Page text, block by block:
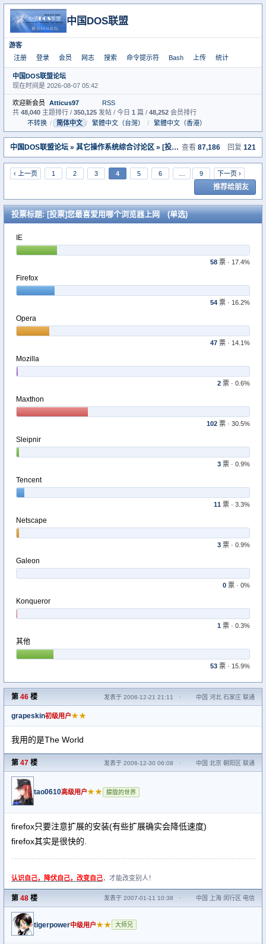
中国DOS联盟
游客
注册
登录 会员 网志 搜索 命令提示符 Bash 上传 统计
中国DOS联盟论坛
现在时间是 2026-08-07 05:42
欢迎新会员 Atticus97
RSS
共 48,040 主题排行 / 350,125 发帖 / 今日 1 篇 / 48,252 会员排行
不转换 / 简体中文 / 繁體中文（台灣） / 繁體中文（香港）
中国DOS联盟论坛 » 其它操作系统综合讨论区 » [投票]您最喜爱用哪个浏览器上网 查看 87,186 回复 121
‹ 上一页 1 2 3 4 5 6 9 下一页 ›
推荐给朋友
投票标题: [投票]您最喜爱用哪个浏览器上网 (单选)
IE
58 票 · 17.4%
Firefox
54 票 · 16.2%
Opera
47 票 · 14.1%
Mozilla
2 票 · 0.6%
Maxthon
102 票 · 30.5%
Sleipnir
3 票 · 0.9%
Tencent
11 票 · 3.3%
Netscape
3 票 · 0.9%
Galeon
0 票 · 0%
Konqueror
1 票 · 0.3%
其他
53 票 · 15.9%
第 46 楼 发表于 2006-12-21 21:11 · 中国 河北 石家庄 联通
grapeskin初级用户★★
我用的是The World
第 47 楼 发表于 2006-12-30 06:08 · 中国 北京 朝阳区 联通
tao0610高级用户★★ 朦胧的世界
firefox只要注意扩展的安装(有些扩展确实会降低速度)
firefox其实是很快的.
认识自己，降伏自己，改变自己，才能改变别人！
第 48 楼 发表于 2007-01-11 10:38 · 中国 上海 闵行区 电信
tigerpower中级用户★★ 大师兄